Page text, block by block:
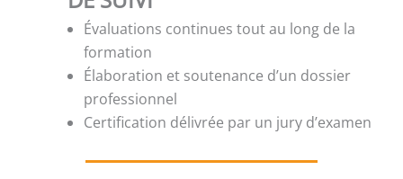
Évaluations continues tout au long de la
formation
Élaboration et soutenance d’un dossier
professionnel
Certification délivrée par un jury d’examen